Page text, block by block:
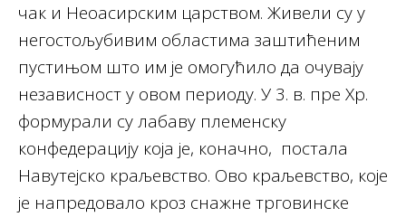
чак и Неоасирским царством. Живели су у
негостољубивим областима заштићеним
пустињом што им је омогућило да очувају
независност у овом периоду. У 3. в. пре Хр.
формурали су лабаву племенску
конфедерацију која је, коначно, постала
Навутејско краљевство. Ово краљевство, које
је напредовало кроз снажне трговинске